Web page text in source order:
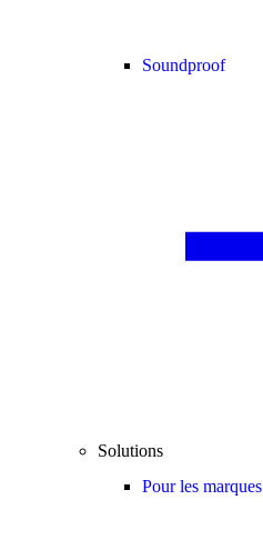
Soundproof
Solutions
Pour les marques